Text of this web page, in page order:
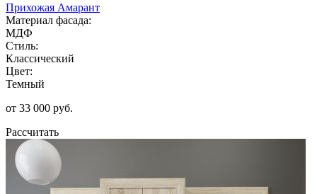
Прихожая Амарант
Материал фасада:
МДФ
Стиль:
Классический
Цвет:
Темный
от 33 000 руб.
Рассчитать